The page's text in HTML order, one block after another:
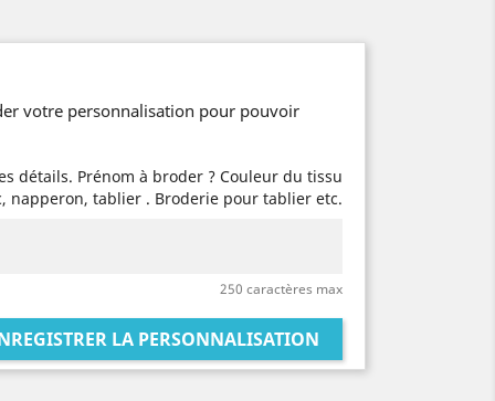
votre personnalisation pour pouvoir
détails. Prénom à broder ? Couleur du tissu
napperon, tablier . Broderie pour tablier etc.
250 caractères max
LA PERSONNALISATION